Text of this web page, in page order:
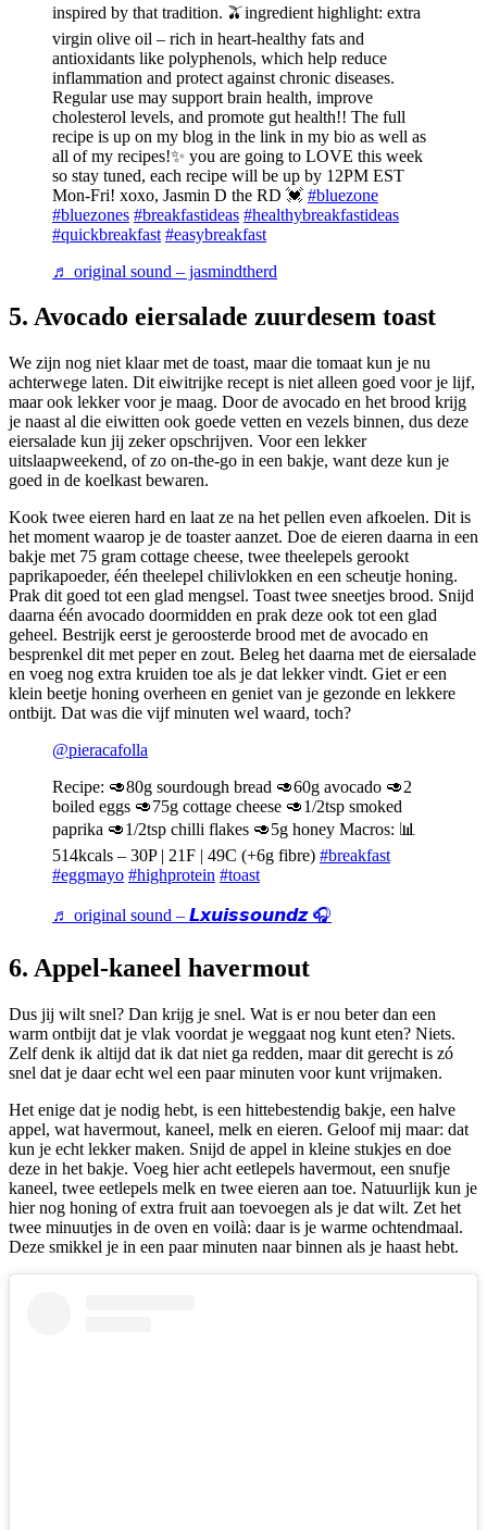
inspired by that tradition. 🫒ingredient highlight: extra
virgin olive oil – rich in heart-healthy fats and
antioxidants like polyphenols, which help reduce
inflammation and protect against chronic diseases.
Regular use may support brain health, improve
cholesterol levels, and promote gut health!! The full
recipe is up on my blog in the link in my bio as well as
all of my recipes!✨ you are going to LOVE this week
so stay tuned, each recipe will be up by 12PM EST
Mon-Fri! xoxo, Jasmin D the RD 💓 #bluezone
#bluezones #breakfastideas #healthybreakfastideas
#quickbreakfast #easybreakfast
♬ original sound – jasmindtherd
5. Avocado eiersalade zuurdesem toast
We zijn nog niet klaar met de toast, maar die tomaat kun je nu
achterwege laten. Dit eiwitrijke recept is niet alleen goed voor je lijf,
maar ook lekker voor je maag. Door de avocado en het brood krijg
je naast al die eiwitten ook goede vetten en vezels binnen, dus deze
eiersalade kun jij zeker opschrijven. Voor een lekker
uitslaapweekend, of zo on-the-go in een bakje, want deze kun je
goed in de koelkast bewaren.
Kook twee eieren hard en laat ze na het pellen even afkoelen. Dit is
het moment waarop je de toaster aanzet. Doe de eieren daarna in een
bakje met 75 gram cottage cheese, twee theelepels gerookt
paprikapoeder, één theelepel chilivlokken en een scheutje honing.
Prak dit goed tot een glad mengsel. Toast twee sneetjes brood. Snijd
daarna één avocado doormidden en prak deze ook tot een glad
geheel. Bestrijk eerst je geroosterde brood met de avocado en
besprenkel dit met peper en zout. Beleg het daarna met de eiersalade
en voeg nog extra kruiden toe als je dat lekker vindt. Giet er een
klein beetje honing overheen en geniet van je gezonde en lekkere
ontbijt. Dat was die vijf minuten wel waard, toch?
@pieracafolla
Recipe: 🥑80g sourdough bread 🥑60g avocado 🥑2
boiled eggs 🥑75g cottage cheese 🥑1/2tsp smoked
paprika 🥑1/2tsp chilli flakes 🥑5g honey Macros: 📊
514kcals – 30P | 21F | 49C (+6g fibre) #breakfast
#eggmayo #highprotein #toast
♬ original sound – 𝙇𝙭𝙪𝙞𝙨𝙨𝙤𝙪𝙣𝙙𝙯 🎧
6. Appel-kaneel havermout
Dus jij wilt snel? Dan krijg je snel. Wat is er nou beter dan een
warm ontbijt dat je vlak voordat je weggaat nog kunt eten? Niets.
Zelf denk ik altijd dat ik dat niet ga redden, maar dit gerecht is zó
snel dat je daar echt wel een paar minuten voor kunt vrijmaken.
Het enige dat je nodig hebt, is een hittebestendig bakje, een halve
appel, wat havermout, kaneel, melk en eieren. Geloof mij maar: dat
kun je echt lekker maken. Snijd de appel in kleine stukjes en doe
deze in het bakje. Voeg hier acht eetlepels havermout, een snufje
kaneel, twee eetlepels melk en twee eieren aan toe. Natuurlijk kun je
hier nog honing of extra fruit aan toevoegen als je dat wilt. Zet het
twee minuutjes in de oven en voilà: daar is je warme ochtendmaal.
Deze smikkel je in een paar minuten naar binnen als je haast hebt.